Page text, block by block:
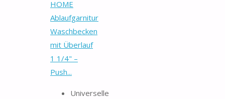
HOME
Ablaufgarnitur
Waschbecken
mit Überlauf
1 1/4" –
Push...
Universelle